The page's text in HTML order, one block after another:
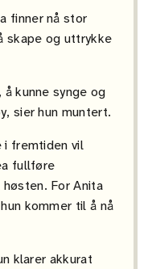
finner nå stor
skape og uttrykke
kunne synge og
sier hun muntert.
i fremtiden vil
fullføre
For Anita
kommer til å nå
klarer akkurat